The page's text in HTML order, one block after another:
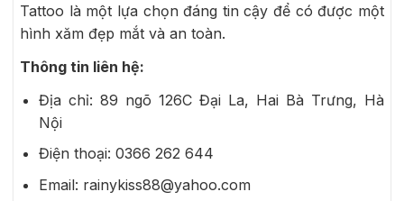
Tattoo là một lựa chọn đáng tin cậy để có được một
hình xăm đẹp mắt và an toàn.
Thông tin liên hệ:
Địa chỉ: 89 ngõ 126C Đại La, Hai Bà Trưng, Hà
Nội
Điện thoại: 0366 262 644
Email: rainykiss88@yahoo.com